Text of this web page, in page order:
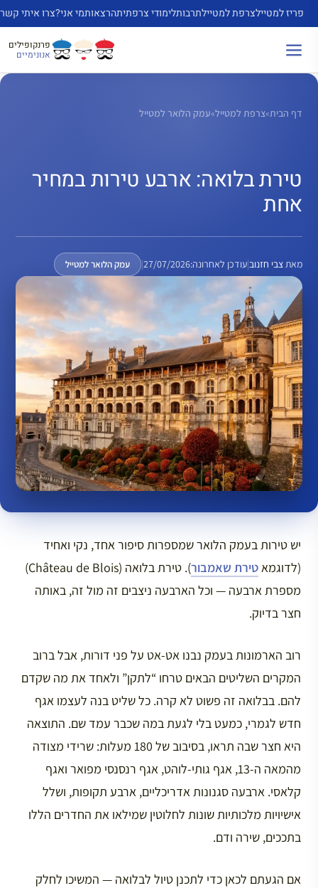
לדלג
לתוכן
פריז למטיילצרפת למטיילתרבותלימודי צרפתיתהרצאותמי אני?צרו איתי קשר
פרנקופילים
אנונימיים
דף הבית»צרפת למטייל»עמק הלואר למטייל
טירת בלואה: ארבע טירות במחיר
אחת
מאתצבי חזנוב|עודכן לאחרונה:27/07/2026
| עמק הלואר למטייל
יש טירות בעמק הלואר שמספרות סיפור אחד, נקי ואחיד
(לדוגמאטירת שאמבור
). טירת בלואה (Château de Blois)
מספרת ארבעה — וכל הארבעה ניצבים זה מול זה, באותה
חצר בדיוק.
רוב הארמונות בעמק נבנו אט-אט על פני דורות, אבל ברוב
המקרים השליטים הבאים טרחו “לתקן” ולאחד את מה שקדם
להם. בבלואה זה פשוט לא קרה. כל שליט בנה לעצמו אגף
חדש לגמרי, כמעט בלי לגעת במה שכבר עמד שם. התוצאה
היא חצר שבה תראו, בסיבוב של 180 מעלות: שרידי מצודה
מהמאה ה-13, אגף גותי-לוהט, אגף רנסנסי מפואר ואגף
קלאסי. ארבעה סגנונות אדריכליים, ארבע תקופות, ושלל
אישיויות מלכותיות שונות לחלוטין שמילאו את החדרים הללו
בתככים, שירה ודם.
אם הגעתם לכאן כדי לתכנן טיול לבלואה — המשיכו לחלק